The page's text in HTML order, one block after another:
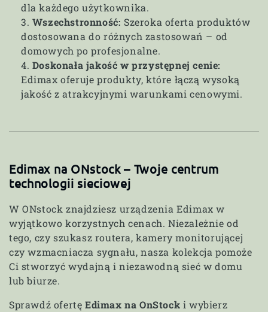
dla każdego użytkownika.
Wszechstronność: Szeroka oferta produktów
dostosowana do różnych zastosowań – od
domowych po profesjonalne.
Doskonała jakość w przystępnej cenie:
Edimax oferuje produkty, które łączą wysoką
jakość z atrakcyjnymi warunkami cenowymi.
Edimax na ONstock – Twoje centrum
technologii sieciowej
W ONstock znajdziesz urządzenia Edimax w
wyjątkowo korzystnych cenach. Niezależnie od
tego, czy szukasz routera, kamery monitorującej
czy wzmacniacza sygnału, nasza kolekcja pomoże
Ci stworzyć wydajną i niezawodną sieć w domu
lub biurze.
Sprawdź ofertę Edimax na OnStock i wybierz